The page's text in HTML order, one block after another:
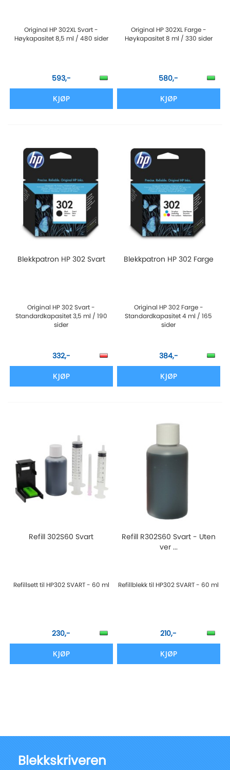
Original HP 302XL Svart -
Høykapasitet 8,5 ml / 480 sider
593,-
KJØP
Original HP 302XL Farge -
Høykapasitet 8 ml / 330 sider
580,-
KJØP
Blekkpatron HP 302 Svart
Original HP 302 Svart -
Standardkapasitet 3,5 ml / 190
sider
332,-
KJØP
Blekkpatron HP 302 Farge
Original HP 302 Farge -
Standardkapasitet 4 ml / 165
sider
384,-
KJØP
Refill 302S60 Svart
Refillsett til HP302 SVART - 60 ml
230,-
KJØP
Refill R302S60 Svart - Uten
ver ...
Refillblekk til HP302 SVART - 60 ml
210,-
KJØP
Blekkskriveren